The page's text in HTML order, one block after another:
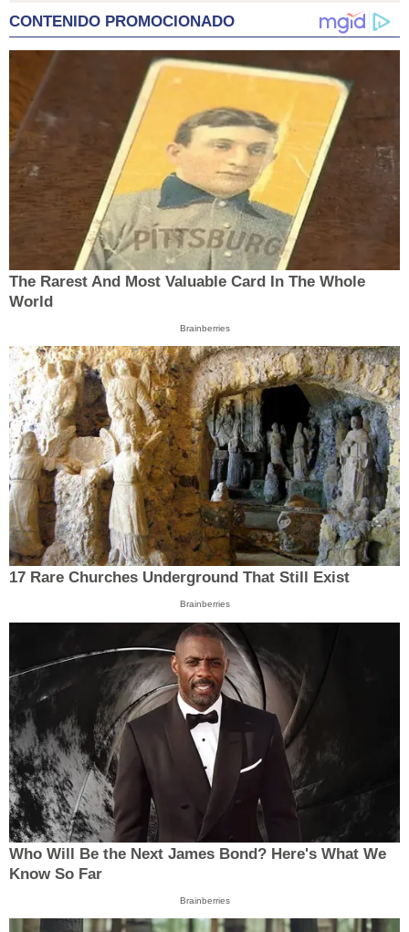
CONTENIDO PROMOCIONADO
The Rarest And Most Valuable Card In The Whole
World
Brainberries
17 Rare Churches Underground That Still Exist
Brainberries
Who Will Be the Next James Bond? Here's What We
Know So Far
Brainberries